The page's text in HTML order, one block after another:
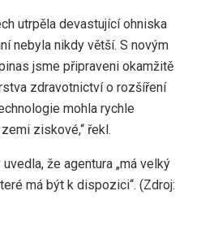
utrpěla devastující ohniska
nebyla nikdy větší. S novým
jsme připraveni okamžitě
zdravotnictví o rozšíření
mohla rychle
ziskové,“ řekl.
že agentura „má velký
má být k dispozici“. (Zdroj: